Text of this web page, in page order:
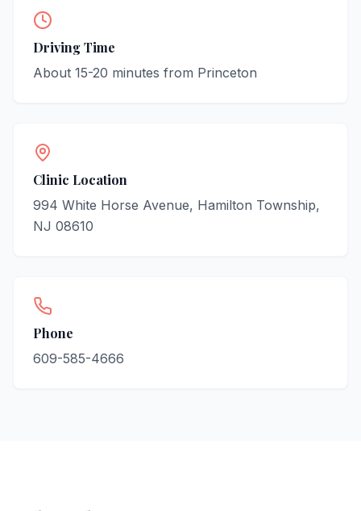
Driving Time
About 15-20 minutes from Princeton
Clinic Location
994 White Horse Avenue, Hamilton Township,
NJ 08610
Phone
609-585-4666